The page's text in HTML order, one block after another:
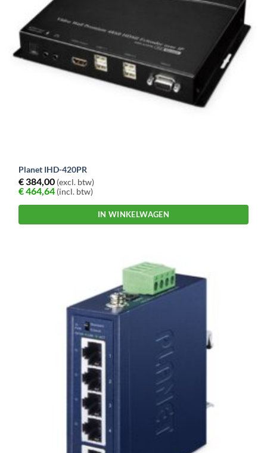
Planet IHD-420PR
€384,00 (excl. btw)
€464,64 (incl. btw)
IN WINKELWAGEN